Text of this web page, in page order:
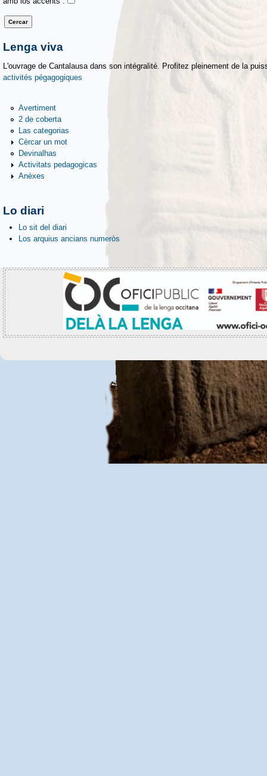
Lenga viva
L'ouvrage de Cantalausa dans son intégralité. Profitez pleinement de la
activités pégagogiques
Avertiment
2 de coberta
Las categorias
Cèrcar un mot
Devinalhas
Activitats pedagogicas
Anèxes
Lo diari
Lo sit del diari
Los arquius ancians numeròs